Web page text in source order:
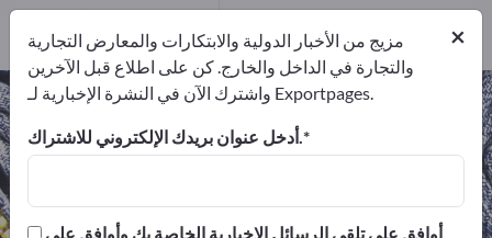
أحذية مدارس – اعثر على الشركات
المصنعة والموردين
2
2
×
مزيج من الأخبار الدولية والابتكارات والمعارض التجارية
والتجارة في الداخل والخارج. كن على اطلاع قبل الآخرين
واشترك الآن في النشرة الإخبارية لـ Exportpages.
أدخل عنوان بريدك الإلكتروني للاشتراك.